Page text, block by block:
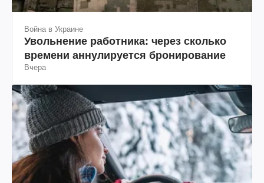
Война в Украине
Увольнение работника: через сколько
времени аннулируется бронирование
Вчера